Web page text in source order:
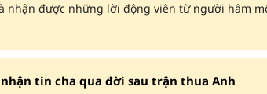
nhận được những lời động viên từ người hâm
nhận tin cha qua đời sau trận thua Anh